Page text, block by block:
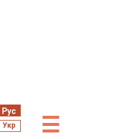
Рус
Укр ☰